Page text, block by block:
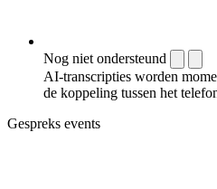
Nog niet ondersteund
AI-transcripties worden
de koppeling tussen het
Gespreks events